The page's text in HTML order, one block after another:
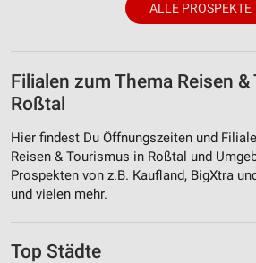
ALLE PROSPEKTE
Filialen zum Thema Reisen
Roßtal
Hier findest Du Öffnungszeiten und
Reisen & Tourismus in Roßtal und
Prospekten von z.B. Kaufland, BigXtra
und vielen mehr.
Top Städte